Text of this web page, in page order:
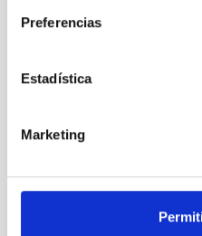
Preferencias
Estadística
Marketing
Visitantes de la
el módulo "Caleidoscopio